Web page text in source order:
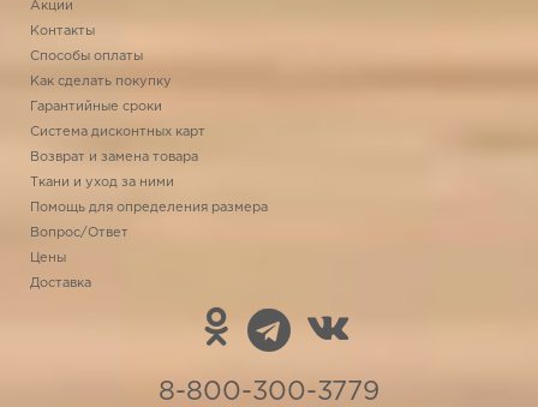
Акции
Контакты
Способы оплаты
Как сделать покупку
Гарантийные сроки
Система дисконтных карт
Возврат и замена товара
Ткани и уход за ними
Помощь для определения размера
Вопрос/Ответ
Цены
Доставка
8-800-300-3779